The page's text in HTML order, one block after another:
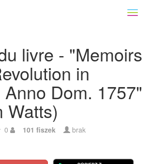
livre - "Memoirs
in
Dom. 1757"
Watts)
0 101 fiszek brak